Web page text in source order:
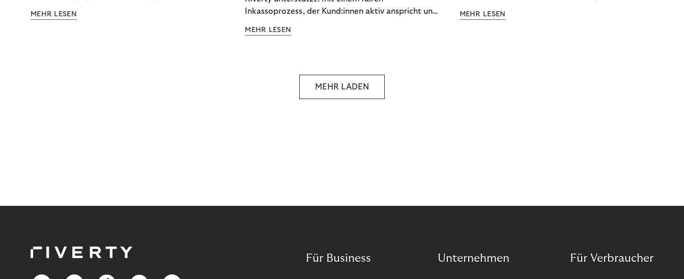
ein Leben in finanzieller Freiheit zu führen. So
MEHR LESEN
Inkassoprozess, der Kund:innen aktiv anspricht und
Finanzbildung ermöglicht. So bleiben Menschen
MEHR LESEN
wünschen. Sie ermöglichen es uns, Produkte und
MEHR LESEN
MEHR LADEN
Für Business Unternehmen Für Verbraucher